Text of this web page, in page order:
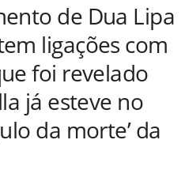
de Dua Lipa
ligações com
foi revelado
já esteve no
da morte’ da